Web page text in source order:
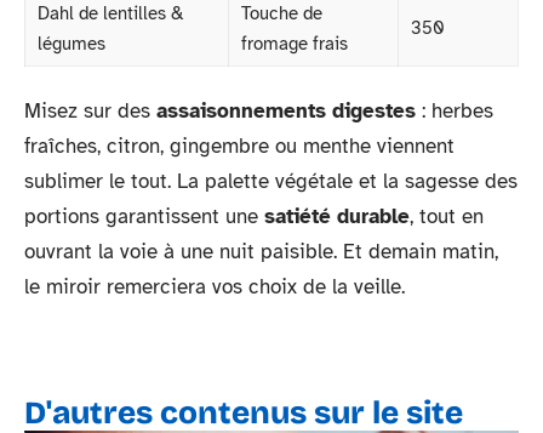
Dahl de lentilles &
légumes
Touche de
fromage frais
350
Misez sur des assaisonnements digestes : herbes
fraîches, citron, gingembre ou menthe viennent
sublimer le tout. La palette végétale et la sagesse des
portions garantissent une satiété durable, tout en
ouvrant la voie à une nuit paisible. Et demain matin,
le miroir remerciera vos choix de la veille.
D'autres contenus sur le site